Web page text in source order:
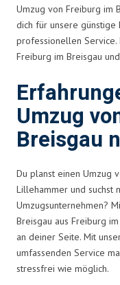
Umzug von Freiburg im
dich für unsere
professionellen Service.
Freiburg im Breisgau
Umzug
Breisgau
Du planst einen Umzug
Lillehammer und suchst
Umzugsunternehmen?
Breisgau aus Freiburg
an deiner Seite. Mit
umfassenden Service
stressfrei wie möglich.